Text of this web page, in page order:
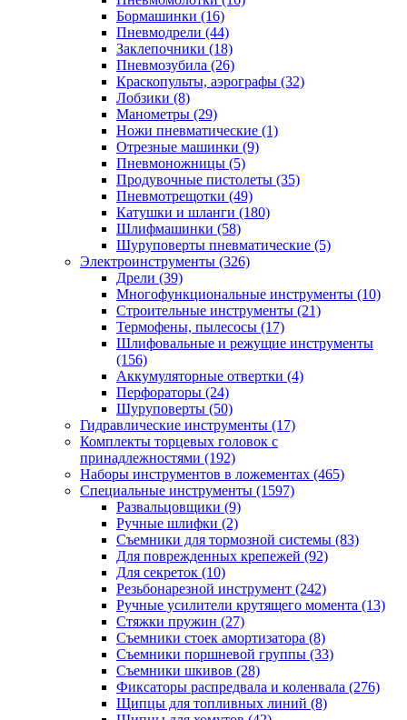
Бормашинки (16)
Пневмодрели (44)
Заклепочники (18)
Пневмозубила (26)
Краскопульты, аэрографы (32)
Лобзики (8)
Манометры (29)
Ножи пневматические (1)
Отрезные машинки (9)
Пневмоножницы (5)
Продувочные пистолеты (35)
Пневмотрещотки (49)
Катушки и шланги (180)
Шлифмашинки (58)
Шуруповерты пневматические (5)
Электроинструменты (326)
Дрели (39)
Многофункциональные инструменты (10)
Строительные инструменты (21)
Термофены, пылесосы (17)
Шлифовальные и режущие инструменты
(156)
Аккумуляторные отвертки (4)
Перфораторы (24)
Шуруповерты (50)
Гидравлические инструменты (17)
Комплекты торцевых головок с
принадлежностями (192)
Наборы инструментов в ложементах (465)
Специальные инструменты (1597)
Развальцовщики (9)
Ручные шлифки (2)
Съемники для тормозной системы (83)
Для поврежденных крепежей (92)
Для секреток (10)
Резьбонарезной инструмент (242)
Ручные усилители крутящего момента (13)
Стяжки пружин (27)
Съемники стоек амортизатора (8)
Съемники поршневой группы (33)
Съемники шкивов (28)
Фиксаторы распредвала и коленвала (276)
Щипцы для топливных линий (8)